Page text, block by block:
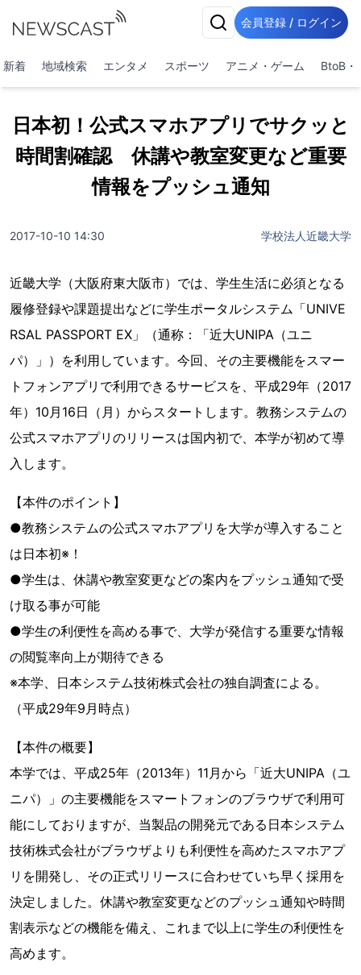
会員登録 / ログイン
新着 地域検索 エンタメ スポーツ アニメ・ゲーム BtoB・
日本初！公式スマホアプリでサクッと
時間割確認 休講や教室変更など重要
情報をプッシュ通知
2017-10-10 14:30 学校法人近畿大学
近畿大学（大阪府東大阪市）では、学生生活に必須となる
履修登録や課題提出などに学生ポータルシステム「UNIVE
RSAL PASSPORT EX」（通称：「近大UNIPA（ユニ
パ）」）を利用しています。今回、その主要機能をスマー
トフォンアプリで利用できるサービスを、平成29年（2017
年）10月16日（月）からスタートします。教務システムの
公式スマホアプリのリリースは国内初で、本学が初めて導
入します。
【本件のポイント】
●教務システムの公式スマホアプリを大学が導入すること
は日本初※！
●学生は、休講や教室変更などの案内をプッシュ通知で受
け取る事が可能
●学生の利便性を高める事で、大学が発信する重要な情報
の閲覧率向上が期待できる
※本学、日本システム技術株式会社の独自調査による。
（平成29年9月時点）
【本件の概要】
本学では、平成25年（2013年）11月から「近大UNIPA（ユ
ニパ）」の主要機能をスマートフォンのブラウザで利用可
能にしておりますが、当製品の開発元である日本システム
技術株式会社がブラウザよりも利便性を高めたスマホアプ
リを開発し、その正式リリースに合わせていち早く採用を
決定しました。休講や教室変更などのプッシュ通知や時間
割表示などの機能を備え、これまで以上に学生の利便性を
高めます。